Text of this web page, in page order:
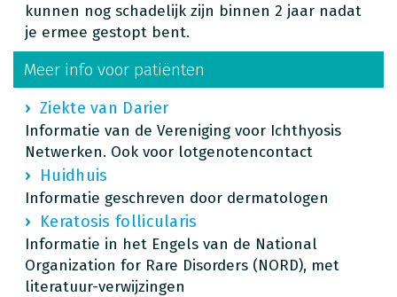
kunnen nog schadelijk zijn binnen 2 jaar nadat
je ermee gestopt bent.
Meer info voor patiënten
Ziekte van Darier
Informatie van de Vereniging voor Ichthyosis
Netwerken. Ook voor lotgenotencontact
Huidhuis
Informatie geschreven door dermatologen
Keratosis follicularis
Informatie in het Engels van de National
Organization for Rare Disorders (NORD), met
literatuur-verwijzingen